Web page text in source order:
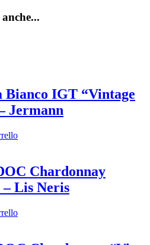
Bianco IGT “Vintage
Jermann
Chardonnay
– Lis Neris